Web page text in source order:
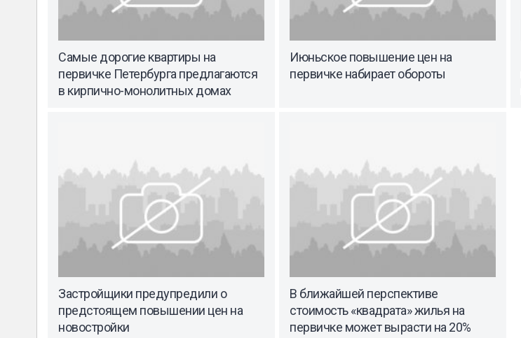
Самые дорогие квартиры на
первичке Петербурга предлагаются
в кирпично-монолитных домах
Июньское повышение цен на
первичке набирает обороты
Застройщики предупредили о
предстоящем повышении цен на
новостройки
В ближайшей перспективе
стоимость «квадрата» жилья на
первичке может вырасти на 20%